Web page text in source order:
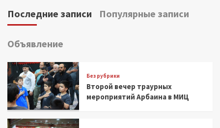
Последние записи Популярные записи
Объявление
Без рубрики
Второй вечер траурных
мероприятий Арбаина в МИЦ